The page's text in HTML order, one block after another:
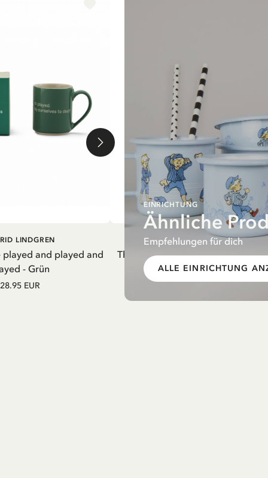
EINRICHTUNG
Ähnliche
Empfehlungen für dich
ALLE EINRICHTUNG
WARENKORB
played and played and
- Grün
LINDGREN
28.95 EUR
IN DEN WARENKORB
Thermosflasche Pippi
Nachthemd Lila – 550 ml
PIPPI LANGSTRUMPF